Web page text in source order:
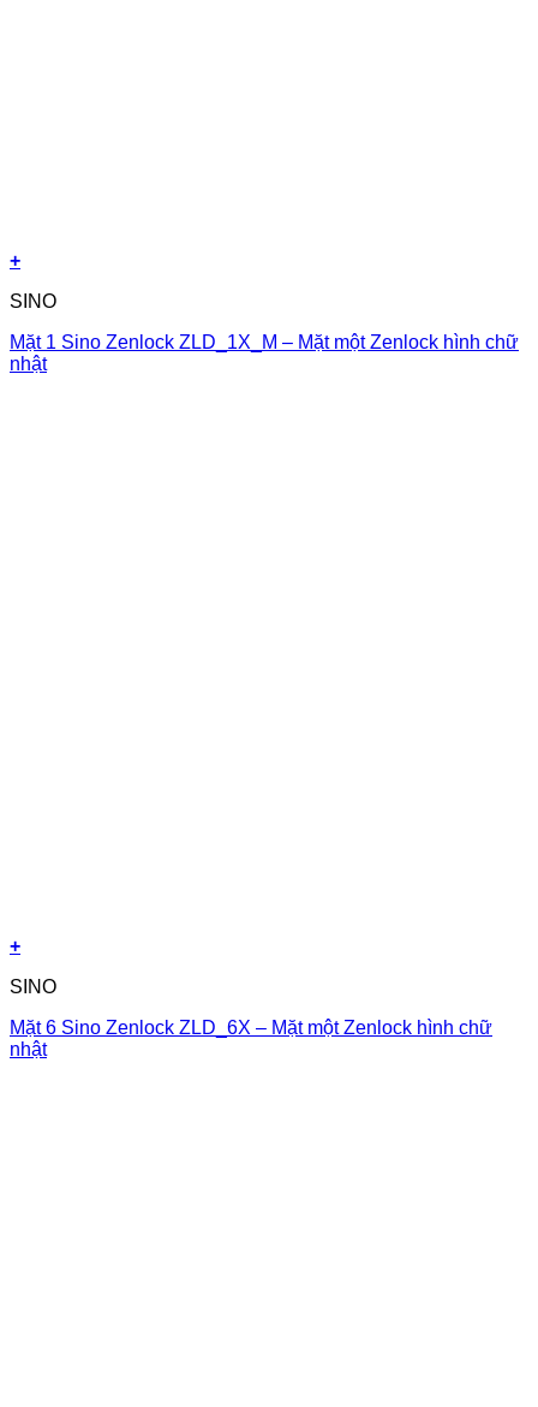
+
SINO
Mặt 1 Sino Zenlock ZLD_1X_M – Mặt một Zenlock hình chữ
nhật
+
SINO
Mặt 6 Sino Zenlock ZLD_6X – Mặt một Zenlock hình chữ
nhật